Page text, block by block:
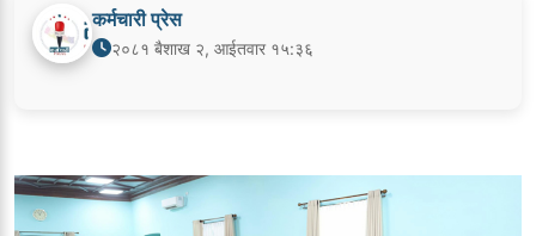
कर्मचारी प्रेस
२०८१ बैशाख २, आईतवार १५:३६